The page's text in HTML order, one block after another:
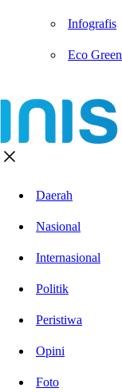
Infografis
Eco Green
Daerah
Nasional
Internasional
Politik
Peristiwa
Opini
Foto